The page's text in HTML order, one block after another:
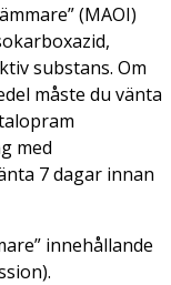
(MAOI)
substans. Om
måste du vänta
med
7 dagar innan
innehållande